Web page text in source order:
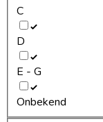
C
D
E - G
Onbekend